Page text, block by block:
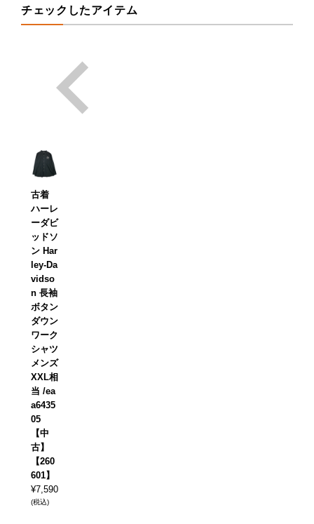
チェックしたアイテム
古着
ハーレ
ーダビ
ッドソ
ン Har
ley-Da
vidso
n 長袖
ボタン
ダウン
ワーク
シャツ
メンズ
XXL相
当 /ea
a6435
05
【中
古】
【260
601】
¥7,590
(税込)